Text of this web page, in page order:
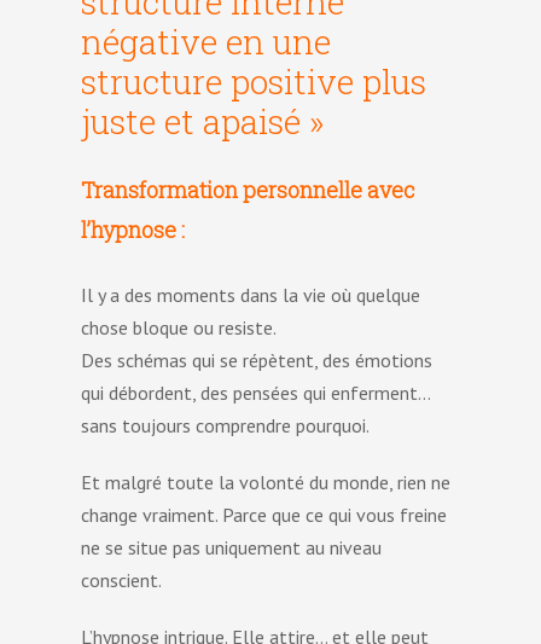
négative en une
structure positive plus
juste et apaisé »
Transformation personnelle avec
l’hypnose :
Il y a des moments dans la vie où quelque
chose bloque ou resiste.
Des schémas qui se répètent, des émotions
qui débordent, des pensées qui enferment…
sans toujours comprendre pourquoi.
Et malgré toute la volonté du monde, rien ne
change vraiment. Parce que ce qui vous freine
ne se situe pas uniquement au niveau
conscient.
L’hypnose intrigue. Elle attire… et elle peut